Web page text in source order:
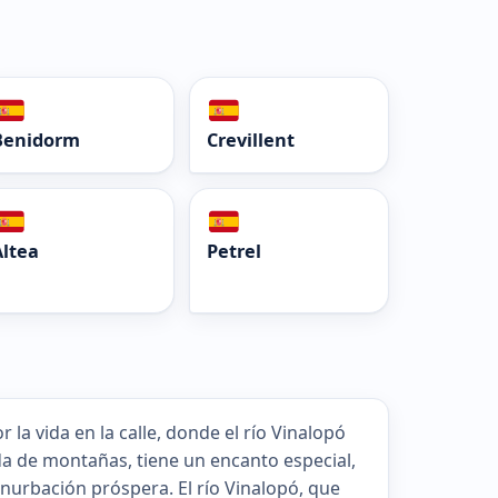
Crevillent
Petrel
la vida en la calle, donde el río Vinalopó
de montañas, tiene un encanto especial,
próspera. El río Vinalopó, que